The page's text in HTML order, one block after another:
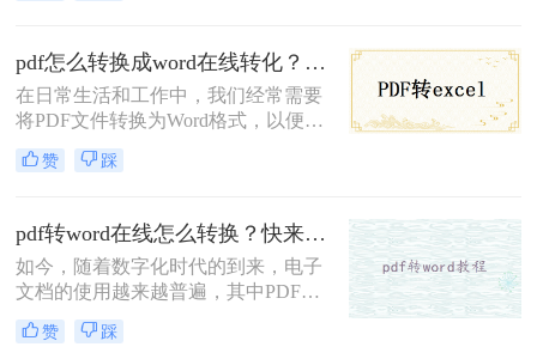
题，导致我们需要花费大量时间来重
新编辑和调整。那么pdf转word如何保
留格式呢？在本文中，将向大家介绍
实现保留PDF转Word的格式。
pdf怎么转换成word在线转化？这个转换方法了解一下！
在日常生活和工作中，我们经常需要
将PDF文件转换为Word格式，以便更
好地编辑、修改和使用其中的内容。
然而，许多人在进行PDF转Word操作
问题。那么pdf怎么转换成word在线转
化呢？本文将为您介绍一种简单易用
的在线转换方法，帮助您快速将PDF
转换成Word格式。
赞 踩
pdf转word在线怎么转换？快来学习这1个快捷格式转换方法~
如今，随着数字化时代的到来，电子
文档的使用越来越普遍，其中PDF作
为一种常用的电子文档格式，广泛应
用于各个领域。然而，有时我们需要
赞 踩